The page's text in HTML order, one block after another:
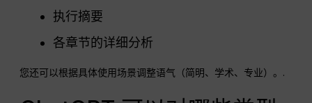
执行摘要
各章节的详细分析
您还可以根据具体使用场景调整语气（简明、学术、专业）。.